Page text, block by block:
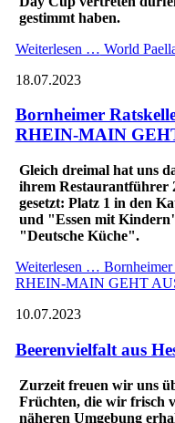
gestimmt haben.
Weiterlesen … World
18.07.2023
Bornheimer
RHEIN-MAIN
Gleich dreimal hat uns
ihrem Restaurantführer
gesetzt: Platz 1 in den
und "Essen mit
"Deutsche Küche".
Weiterlesen …
RHEIN-MAIN GEHT
10.07.2023
Beerenvielfalt aus
Zurzeit freuen wir uns
Früchten, die wir frisch
näheren Umgebung